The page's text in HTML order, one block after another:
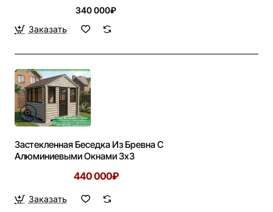
340 000₽
Заказать
Застекленная Беседка Из Бревна С
Алюминиевыми Окнами 3х3
440 000₽
Заказать